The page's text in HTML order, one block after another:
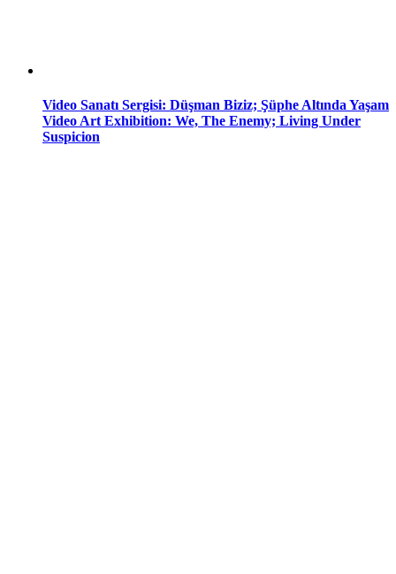
Video Sanatı Sergisi: Düşman Biziz; Şüphe Altında Yaşam
Video Art Exhibition: We, The Enemy; Living Under
Suspicion